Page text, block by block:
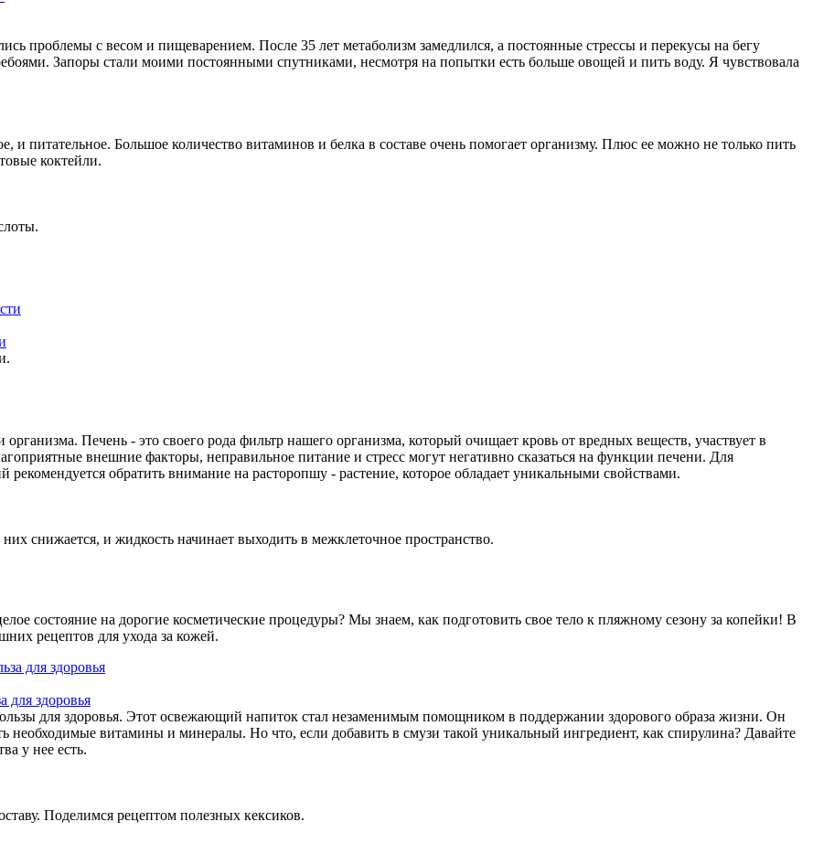
проблемы с весом и пищеварением. После 35 лет метаболизм замедлился, а постоянные стрессы и перекусы на бегу
Запоры стали моими постоянными спутниками, несмотря на попытки есть больше овощей и пить воду. Я чувствовала
питательное. Большое количество витаминов и белка в составе очень помогает организму. Плюс ее можно не только пить
коктейли.
Печень - это своего рода фильтр нашего организма, который очищает кровь от вредных веществ, участвует в
внешние факторы, неправильное питание и стресс могут негативно сказаться на функции печени. Для
обратить внимание на расторопшу - растение, которое обладает уникальными свойствами.
снижается, и жидкость начинает выходить в межклеточное пространство.
состояние на дорогие косметические процедуры? Мы знаем, как подготовить свое тело к пляжному сезону за копейки! В
рецептов для ухода за кожей.
для здоровья
для здоровья. Этот освежающий напиток стал незаменимым помощником в поддержании здорового образа жизни. Он
необходимые витамины и минералы. Но что, если добавить в смузи такой уникальный ингредиент, как спирулина? Давайте
у нее есть.
Поделимся рецептом полезных кексиков.